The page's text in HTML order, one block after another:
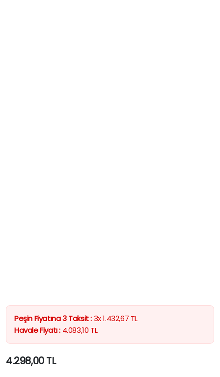
Peşin Fiyatına 3 Taksit :3x1.432,67 TL
Havale Fiyatı : 4.083,10 TL
4.298,00TL